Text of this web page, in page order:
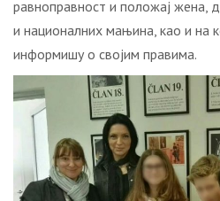
равноправност и положај жена,
и националних мањина, као и на
информишу о својим правима.